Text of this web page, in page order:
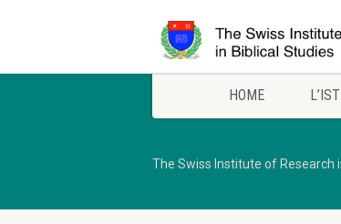
HOME
The Swiss Institute of Research